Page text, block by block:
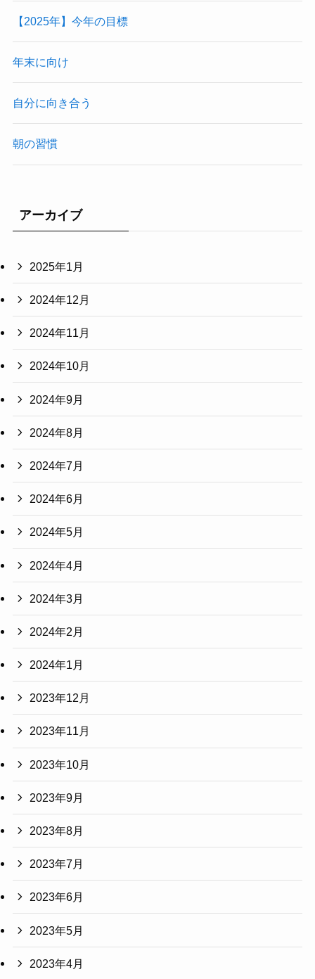
【2025年】今年の目標
年末に向け
自分に向き合う
朝の習慣
アーカイブ
2025年1月
2024年12月
2024年11月
2024年10月
2024年9月
2024年8月
2024年7月
2024年6月
2024年5月
2024年4月
2024年3月
2024年2月
2024年1月
2023年12月
2023年11月
2023年10月
2023年9月
2023年8月
2023年7月
2023年6月
2023年5月
2023年4月